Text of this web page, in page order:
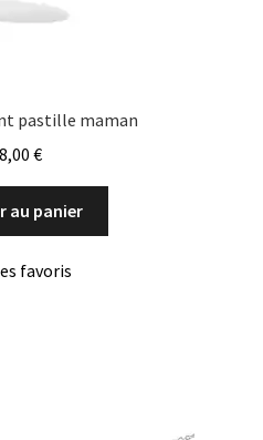
pastille maman
€
au panier
favoris